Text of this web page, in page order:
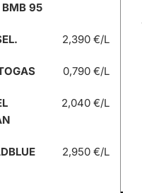
BMB 95
2,390 €/L
0,790 €/L
2,040 €/L
2,950 €/L